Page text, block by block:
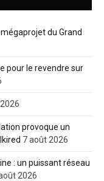
du Grand
pour le revendre sur
provoque un
7 août 2026
: un puissant réseau
2026